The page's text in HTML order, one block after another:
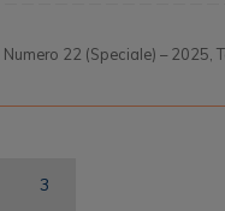
Numero 22 (Speciale) – 2025,
3